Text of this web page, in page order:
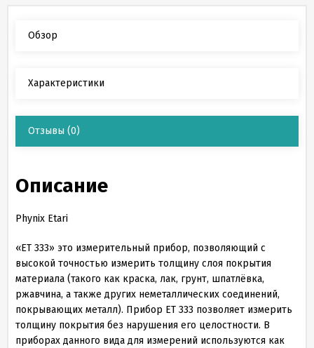
Обзор
Характеристики
Отзывы (0)
Описание
Phynix Etari
«ЕТ 333» это измерительный прибор, позволяющий с
высокой точностью измерить толщину слоя покрытия
материала (такого как краска, лак, грунт, шпатлёвка,
ржавчина, а также других неметаллических соединений,
покрывающих металл). Прибор ЕТ 333 позволяет измерить
толщину покрытия без нарушения его целостности. В
приборах данного вида для измерений используются как